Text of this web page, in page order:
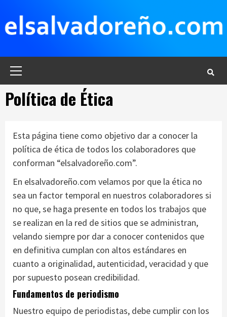
contenido
Política de Ética
Esta página tiene como objetivo dar a conocer la
política de ética de todos los colaboradores que
conforman “elsalvadoreño.com”.
En elsalvadoreño.com velamos por que la ética no
sea un factor temporal en nuestros colaboradores si
no que, se haga presente en todos los trabajos que
se realizan en la red de sitios que se administran,
velando siempre por dar a conocer contenidos que
en definitiva cumplan con altos estándares en
cuanto a originalidad, autenticidad, veracidad y que
por supuesto posean credibilidad.
Fundamentos de periodismo
Nuestro equipo de periodistas, debe cumplir con los